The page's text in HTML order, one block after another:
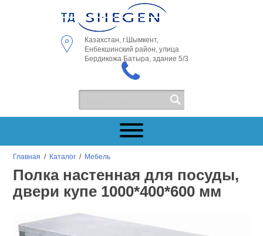
Казахстан, г.Шымкент,
Енбекшинский район, улица
Бердикожа Батыра, здание 5/3
Главная / Каталог / Мебель
Полка настенная для посуды,
двери купе 1000*400*600 мм